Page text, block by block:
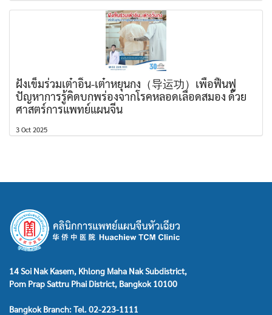
ฝังเข็มร่วมเต๋าอิ่น-เต๋าหยุนกง（导运功）เพื่อฟื้นฟู
ปัญหาการรู้คิดบกพร่องจากโรคหลอดเลือดสมอง ด้วย
ศาสตร์การแพทย์แผนจีน
3 Oct 2025
14 Soi Nak Kasem, Khlong Maha Nak Subdistrict,
Pom Prap Sattru Phai District, Bangkok 10100
Bangkok Branch: Tel. 02-223-1111